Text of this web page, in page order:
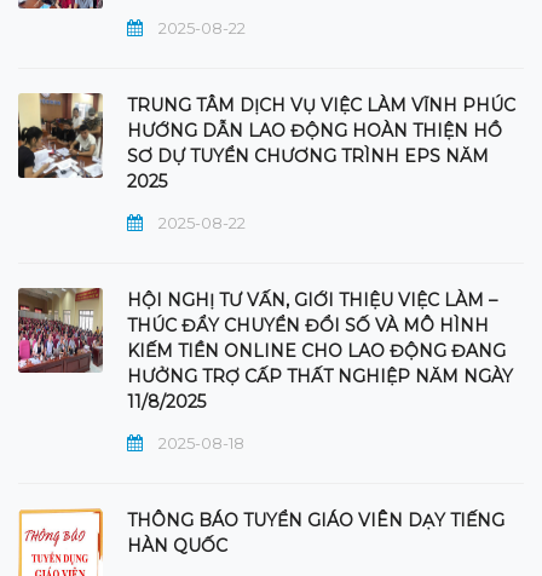
2025-08-22
TRUNG TÂM DỊCH VỤ VIỆC LÀM VĨNH PHÚC
HƯỚNG DẪN LAO ĐỘNG HOÀN THIỆN HỒ
SƠ DỰ TUYỂN CHƯƠNG TRÌNH EPS NĂM
2025
2025-08-22
HỘI NGHỊ TƯ VẤN, GIỚI THIỆU VIỆC LÀM –
THÚC ĐẨY CHUYỂN ĐỔI SỐ VÀ MÔ HÌNH
KIẾM TIỀN ONLINE CHO LAO ĐỘNG ĐANG
HƯỞNG TRỢ CẤP THẤT NGHIỆP NĂM NGÀY
11/8/2025
2025-08-18
THÔNG BÁO TUYỂN GIÁO VIÊN DẠY TIẾNG
HÀN QUỐC